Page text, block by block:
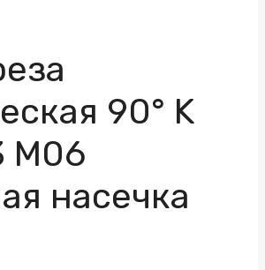
90° K
M06
насечка